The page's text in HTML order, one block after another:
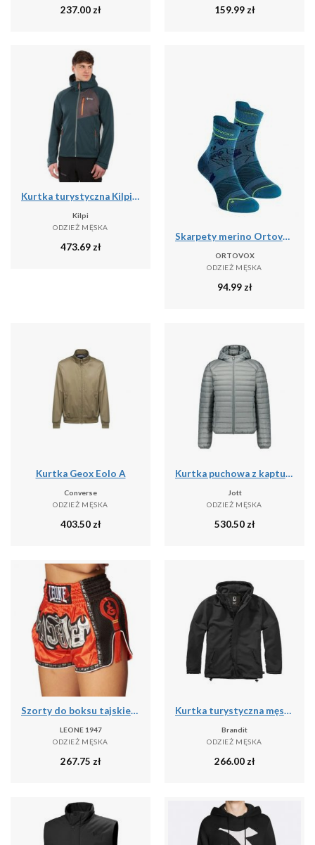
237.00 zł 159.99 zł
Kurtka turystyczna Kilpi Beltra
Kilpi
ODZIEŻ MĘSKA
473.69 zł
Skarpety merino Ortovox Alpine Light Quarter Socks
ORTOVOX
ODZIEŻ MĘSKA
94.99 zł
Kurtka Geox Eolo A
Converse
ODZIEŻ MĘSKA
403.50 zł
Kurtka puchowa z kapturem JOTT Nico
Jott
ODZIEŻ MĘSKA
530.50 zł
Szorty do boksu tajskiego Leone Bangkok
LEONE 1947
ODZIEŻ MĘSKA
267.75 zł
Kurtka turystyczna męska Brandit Frontzip Windbreaker Czarna
Brandit
ODZIEŻ MĘSKA
266.00 zł